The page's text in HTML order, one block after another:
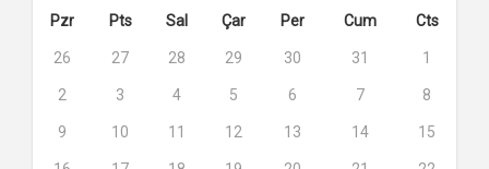
Pzr Pts Sal Çar Per Cum Cts
26 27 28 29 30 31 1
2 3 4 5 6 7 8
9 10 11 12 13 14 15